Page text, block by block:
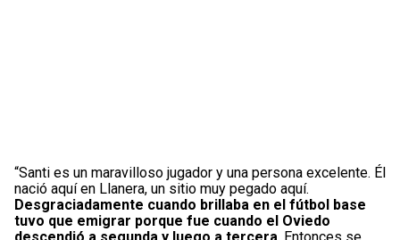
“Santi es un maravilloso jugador y una persona excelente. Él
nació aquí en Llanera, un sitio muy pegado aquí.
Desgraciadamente cuando brillaba en el fútbol base
tuvo que emigrar porque fue cuando el Oviedo